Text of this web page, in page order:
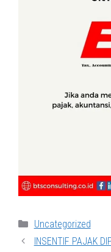
Categories
Uncategorized
INSENTIF PAJAK